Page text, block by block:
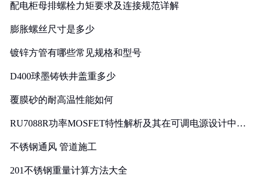
配电柜母排螺栓力矩要求及连接规范详解
膨胀螺丝尺寸是多少
镀锌方管有哪些常见规格和型号
D400球墨铸铁井盖重多少
覆膜砂的耐高温性能如何
RU7088R功率MOSFET特性解析及其在可调电源设计中的
不锈钢通风 管道施工
201不锈钢重量计算方法大全